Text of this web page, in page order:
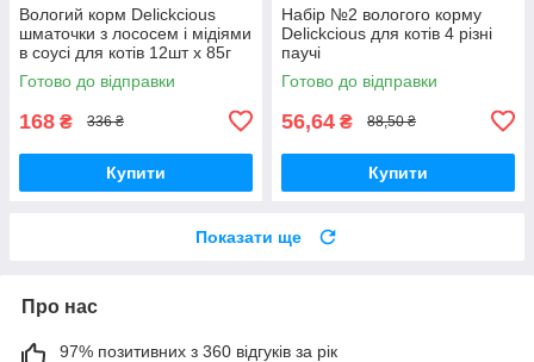
Вологий корм Delickcious
шматочки з лососем і мідіями
в соусі для котів 12шт x 85г
БЕЗ КАРТОННОГО
ПАКУВАННЯ
Готово до відправки
168 ₴ 336 ₴
Купити
Набір №2 вологого корму
Delickcious для котів 4 різні
паучі
Готово до відправки
56,64 ₴ 88,50 ₴
Купити
Показати ще
Про нас
97% позитивних з 360 відгуків за рік